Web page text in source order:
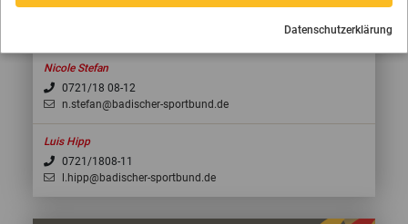
Datenschutzerklärung
Nicole Stefan
0721/18 08-12
n.stefan@badischer-sportbund.de
Luis Hipp
0721/1808-11
l.hipp@badischer-sportbund.de